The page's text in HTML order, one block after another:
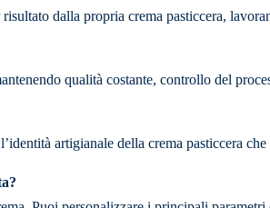
dalla propria crema pasticcera,
qualità costante, controllo del
artigianale della crema pasticcera